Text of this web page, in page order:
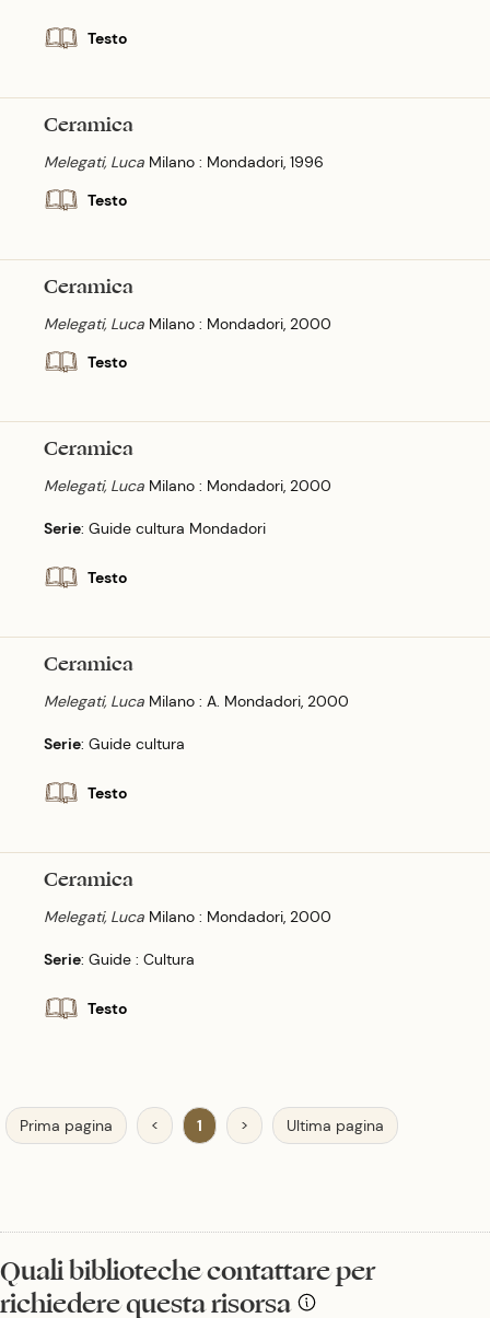
Testo
Ceramica
Melegati, Luca Milano : Mondadori, 1996
Testo
Ceramica
Melegati, Luca Milano : Mondadori, 2000
Testo
Ceramica
Melegati, Luca Milano : Mondadori, 2000
Serie: Guide cultura Mondadori
Testo
Ceramica
Melegati, Luca Milano : A. Mondadori, 2000
Serie: Guide cultura
Testo
Ceramica
Melegati, Luca Milano : Mondadori, 2000
Serie: Guide : Cultura
Testo
Prima pagina < 1 > Ultima pagina
Quali biblioteche contattare per
richiedere questa risorsa